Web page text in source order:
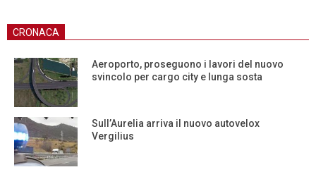
CRONACA
Aeroporto, proseguono i lavori del nuovo
svincolo per cargo city e lunga sosta
Sull’Aurelia arriva il nuovo autovelox
Vergilius